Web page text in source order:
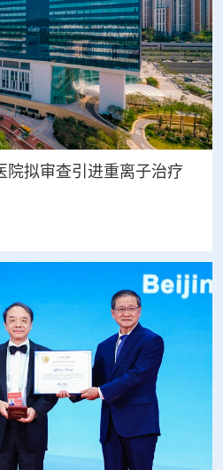
院拟审查引进重离子治疗